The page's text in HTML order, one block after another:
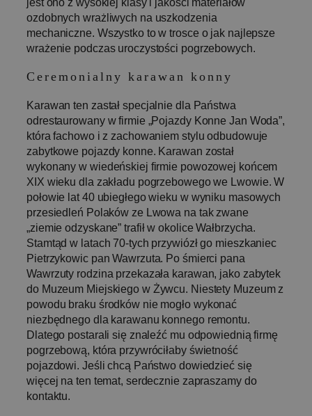
ozdobnych wrażliwych na uszkodzenia
mechaniczne. Wszystko to w trosce o jak najlepsze
wrażenie podczas uroczystości pogrzebowych.
Ceremonialny karawan konny
Karawan ten zastał specjalnie dla Państwa
odrestaurowany w firmie „Pojazdy Konne Jan Woda”,
która fachowo i z zachowaniem stylu odbudowuje
zabytkowe pojazdy konne. Karawan został
wykonany w wiedeńskiej firmie powozowej końcem
XIX wieku dla zakładu pogrzebowego we Lwowie. W
połowie lat 40 ubiegłego wieku w wyniku masowych
przesiedleń Polaków ze Lwowa na tak zwane
„ziemie odzyskane” trafił w okolice Wałbrzycha.
Stamtąd w latach 70-tych przywiózł go mieszkaniec
Pietrzykowic pan Wawrzuta. Po śmierci pana
Wawrzuty rodzina przekazała karawan, jako zabytek
do Muzeum Miejskiego w Żywcu. Niestety Muzeum z
powodu braku środków nie mogło wykonać
niezbędnego dla karawanu konnego remontu.
Dlatego postarali się znaleźć mu odpowiednią firmę
pogrzebową, która przywróciłaby świetność
pojazdowi. Jeśli chcą Państwo dowiedzieć się
więcej na ten temat, serdecznie zapraszamy do
kontaktu.
do obliczania
witryn.
_ga_ZDCHN50CHJ
.pogrzeb-
bielsko.pl
1 rok 1 miesiąc
Ten plik
jest używany
Analytics do
stanu sesji.